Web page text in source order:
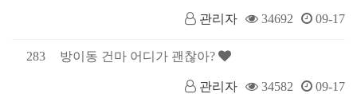
관리자 34692 09-17
283 방이동 건마 어디가 괜찮아?
관리자 34582 09-17